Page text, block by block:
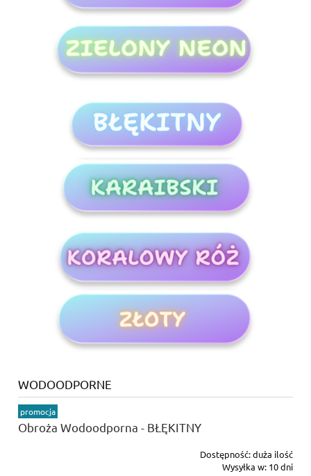
WODOODPORNE
Obroża Wodoodporna - BŁĘKITNY
Dostępność:duża ilość
Wysyłka w: 10 dni
promocja